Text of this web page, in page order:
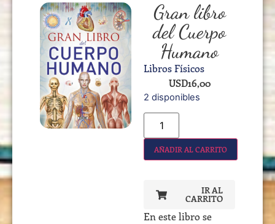
Gran libro
del Cuerpo
Humano
Libros Físicos
USD16,00
2 disponibles
AÑADIR AL CARRITO
IR AL
CARRITO
En este libro se